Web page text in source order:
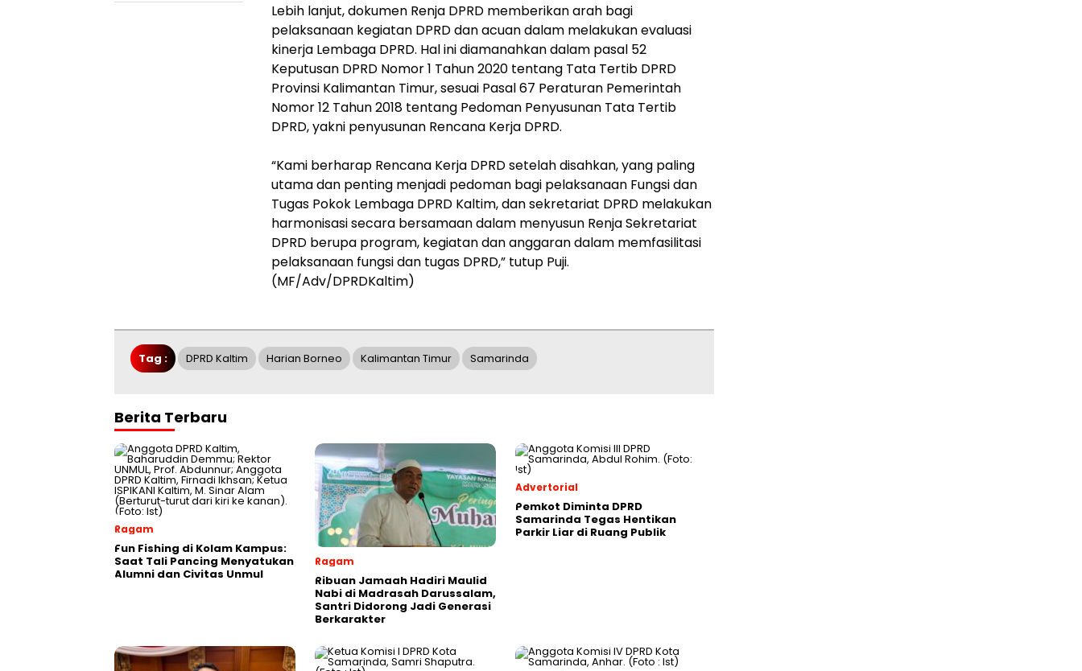
Lebih lanjut, dokumen Renja DPRD memberikan arah bagi
pelaksanaan kegiatan DPRD dan acuan dalam melakukan evaluasi
kinerja Lembaga DPRD. Hal ini diamanahkan dalam pasal 52
Keputusan DPRD Nomor 1 Tahun 2020 tentang Tata Tertib DPRD
Provinsi Kalimantan Timur, sesuai Pasal 67 Peraturan Pemerintah
Nomor 12 Tahun 2018 tentang Pedoman Penyusunan Tata Tertib
DPRD, yakni penyusunan Rencana Kerja DPRD.
“Kami berharap Rencana Kerja DPRD setelah disahkan, yang paling
utama dan penting menjadi pedoman bagi pelaksanaan Fungsi dan
Tugas Pokok Lembaga DPRD Kaltim, dan sekretariat DPRD melakukan
harmonisasi secara bersamaan dalam menyusun Renja Sekretariat
DPRD berupa program, kegiatan dan anggaran dalam memfasilitasi
pelaksanaan fungsi dan tugas DPRD,” tutup Puji.
(MF/Adv/DPRDKaltim)
Tag : DPRD Kaltim Harian Borneo Kalimantan Timur Samarinda
Berita Terbaru
Ragam
Fun Fishing di Kolam Kampus:
Saat Tali Pancing Menyatukan
Alumni dan Civitas Unmul
Ragam
Ribuan Jamaah Hadiri Maulid
Nabi di Madrasah Darussalam,
Santri Didorong Jadi Generasi
Berkarakter
Advertorial
Pemkot Diminta DPRD
Samarinda Tegas Hentikan
Parkir Liar di Ruang Publik